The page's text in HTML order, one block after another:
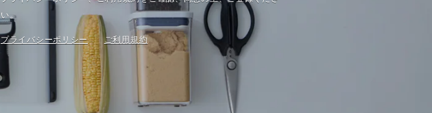
い。
プライバシーポリシー ご利⽤規約